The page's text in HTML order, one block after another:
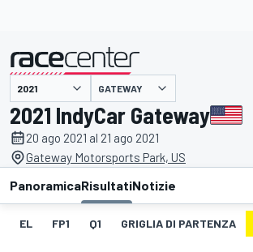
presentato da GATEWAY
2021 IndyCar Gateway
20 ago 2021 al 21 ago 2021
Gateway Motorsports Park, US
PanoramicaRisultatiNotizie
EL FP1 Q1 GRIGLIA DI PARTENZA